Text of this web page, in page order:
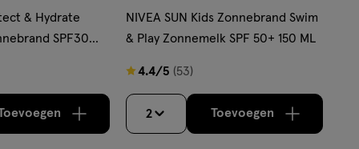
& Hydrate
SPF30
verhoog aantal met één Limiet bereikt. Je kan
NIVEA SUN Kids Zonnebrand Swim
& Play Zonnemelk SPF 50+ 150 ML
4.4/5 (53)
4.4
van
sterren
2 Toevoegenverhoog aantal